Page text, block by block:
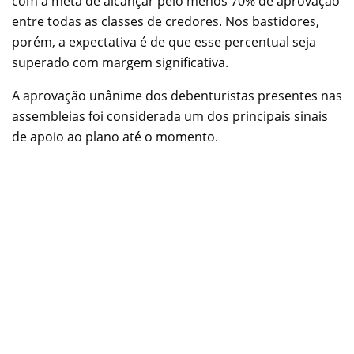
entre todas as classes de credores. Nos bastidores,
porém, a expectativa é de que esse percentual seja
superado com margem significativa.
A aprovação unânime dos debenturistas presentes nas
assembleias foi considerada um dos principais sinais
de apoio ao plano até o momento.